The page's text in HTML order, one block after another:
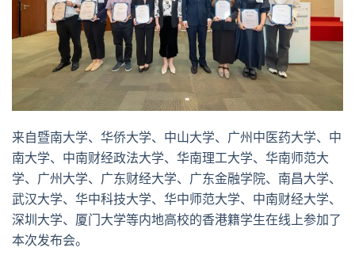
来自暨南大学、华侨大学、中山大学、广州中医药大学、中
南大学、中南财经政法大学、华南理工大学、华南师范大
学、广州大学、广东财经大学、广东金融学院、南昌大学、
武汉大学、华中科技大学、华中师范大学、中南财经大学、
深圳大学、厦门大学等内地高校的香港籍学生在线上参加了
本次发布会。